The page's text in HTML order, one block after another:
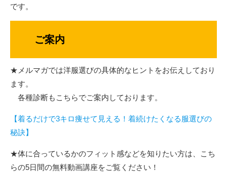
です。
ご案内
★メルマガでは洋服選びの具体的なヒントをお伝えしており
ます。
各種診断もこちらでご案内しております。
【着るだけで3キロ痩せて見える！着続けたくなる服選びの
秘訣】
★体に合っているかのフィット感などを知りたい方は、こち
らの5日間の無料動画講座をご覧ください！